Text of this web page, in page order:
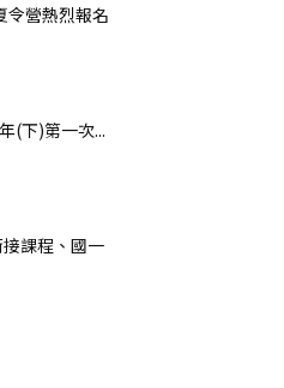
令營熱烈報名
(下)第一次...
課程、國一